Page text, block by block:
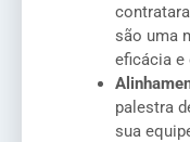
são uma
eficácia e
palestra
sua